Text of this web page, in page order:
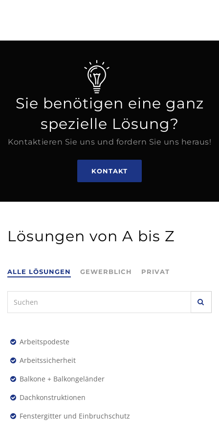
Sie benötigen eine ganz
spezielle Lösung?
Kontaktieren Sie uns und fordern Sie uns heraus!
KONTAKT
Lösungen von A bis Z
ALLE LÖSUNGEN GEWERBLICH PRIVAT
Arbeitspodeste
Arbeitssicherheit
Balkone + Balkongeländer
Dachkonstruktionen
Fenstergitter und Einbruchschutz